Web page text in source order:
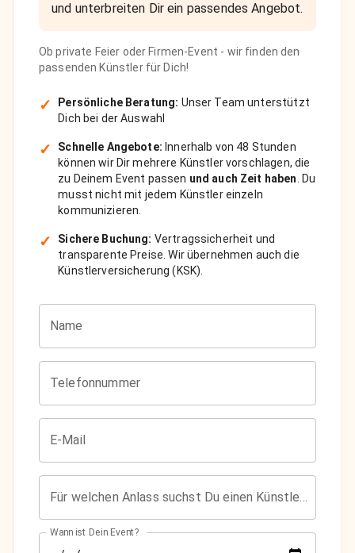
und unterbreiten Dir ein passendes Angebot.
Ob private Feier oder Firmen-Event - wir finden den
passenden Künstler für Dich!
✓ Persönliche Beratung: Unser Team unterstützt
Dich bei der Auswahl
✓ Schnelle Angebote: Innerhalb von 48 Stunden
können wir Dir mehrere Künstler vorschlagen, die
zu Deinem Event passen und auch Zeit haben. Du
musst nicht mit jedem Künstler einzeln
kommunizieren.
✓ Sichere Buchung: Vertragssicherheit und
transparente Preise. Wir übernehmen auch die
Künstlerversicherung (KSK).
Name
Telefonnummer
E-Mail
Für welchen Anlass suchst Du einen Künstler?
Wann ist Dein Event?